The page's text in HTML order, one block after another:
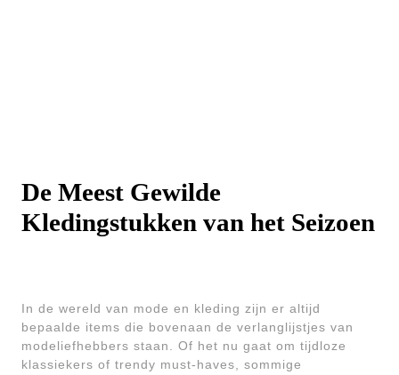
De Meest Gewilde
Kledingstukken van het Seizoen
In de wereld van mode en kleding zijn er altijd
bepaalde items die bovenaan de verlanglijstjes van
modeliefhebbers staan. Of het nu gaat om tijdloze
klassiekers of trendy must-haves, sommige